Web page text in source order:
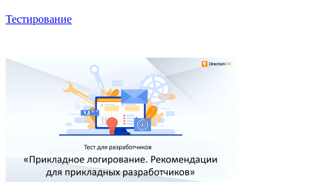
Тестирование